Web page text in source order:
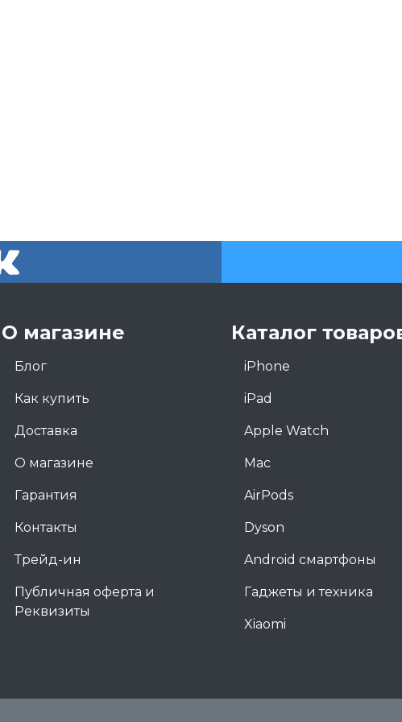
О магазине
Блог
Как купить
Доставка
О магазине
Гарантия
Контакты
Трейд-ин
Публичная оферта и
Реквизиты
Каталог
iPhone
iPad
Apple Watch
Mac
AirPods
Dyson
Android смартфоны
Гаджеты и техника
Xiaomi